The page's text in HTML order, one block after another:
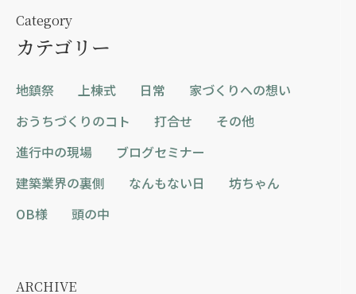
Category
カテゴリー
地鎮祭 上棟式 日常
家づくりへの想い
おうちづくりのコト
打合せ
その他
進行中の現場
ブログセミナー
建築業界の裏側
なんもない日
坊ちゃん
OB様
頭の中
ARCHIVE